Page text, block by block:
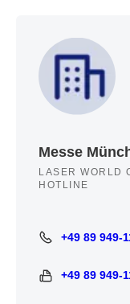
Messe
LASER WORLD
HOTLINE
+49 89 949-11468
+49 89 949-
+49 89 949-11469
+49 89 949-